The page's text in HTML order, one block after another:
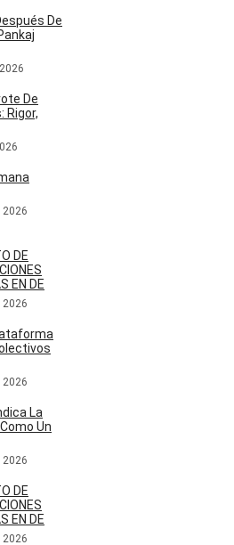
De
De
Rigor,
2026
DE
EN DE
2026
2026
La
Un
2026
DE
EN DE
2026